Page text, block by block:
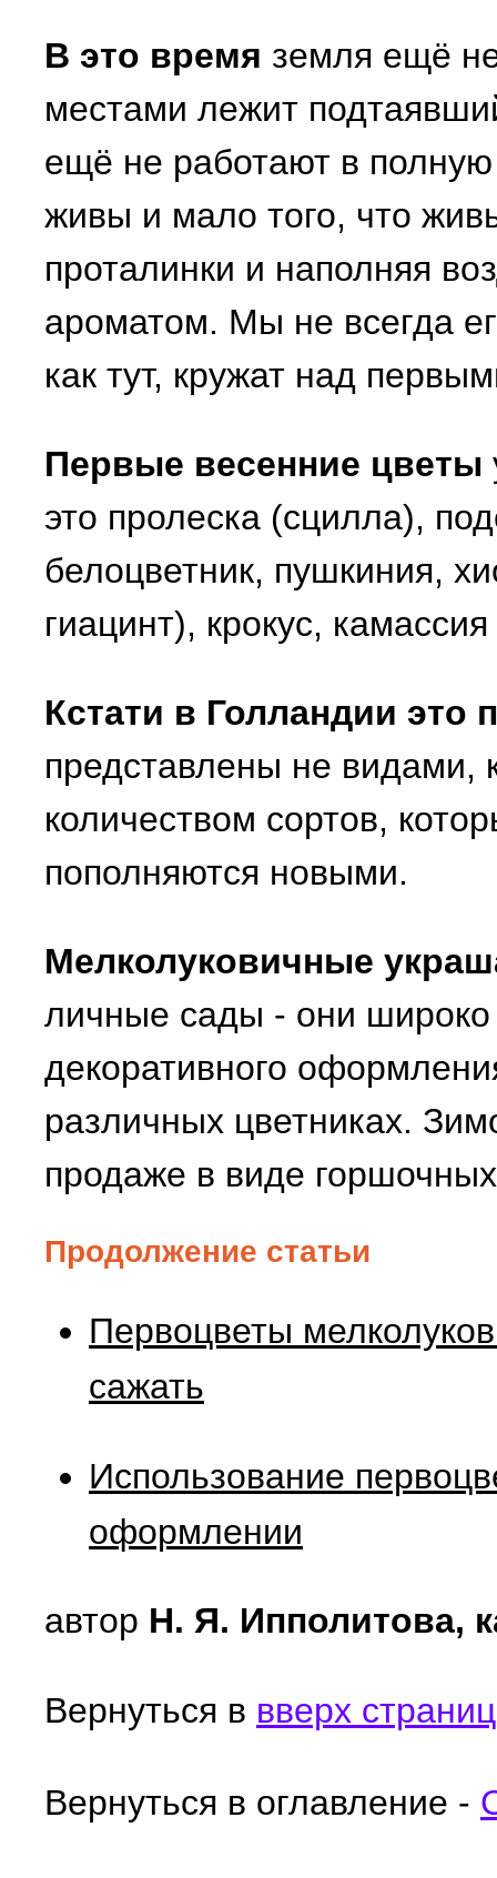
В это время земля ещё
местами лежит
ещё не работают в
живы и мало того, что
проталинки и наполняя
ароматом. Мы не всегда
как тут, кружат над
Первые весенние цветы
это пролеска (сцилла),
белоцветник, пушкиния,
гиацинт), крокус,
Кстати в Голландии
представлены не видами,
количеством сортов,
пополняются новыми.
Мелколуковичные
личные сады - они широко
декоративного
различных цветниках.
продаже в виде
Продолжение статьи
Первоцветы
сажать
Использование
оформлении
автор Н. Я. Ипполитова,
Вернуться в вверх
Вернуться в оглавление -